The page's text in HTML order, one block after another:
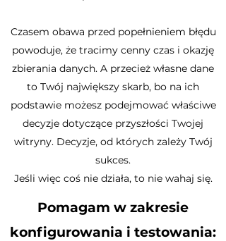
Czasem obawa przed popełnieniem błędu
powoduje, że tracimy cenny czas i okazję
zbierania danych. A przecież własne dane
to Twój największy skarb, bo na ich
podstawie możesz podejmować właściwe
decyzje dotyczące przyszłości Twojej
witryny. Decyzje, od których zależy Twój
sukces.
Jeśli więc coś nie działa, to nie wahaj się.
Pomagam w zakresie
konfigurowania i testowania: